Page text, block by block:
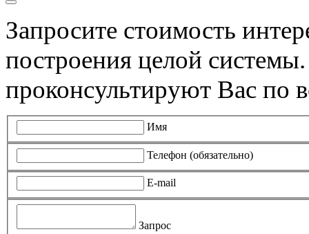
Запросите стоимость
построения целой
проконсультируют Вас по
Имя
Телефон (обязательно)
E-mail
Запрос